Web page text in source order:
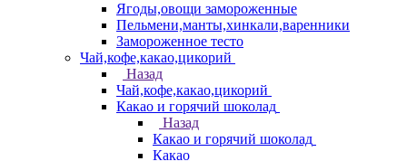
Ягоды,овощи замороженные
Пельмени,манты,хинкали,варенники
Замороженное тесто
Чай,кофе,какао,цикорий
Назад
Чай,кофе,какао,цикорий
Какао и горячий шоколад
Назад
Какао и горячий шоколад
Какао